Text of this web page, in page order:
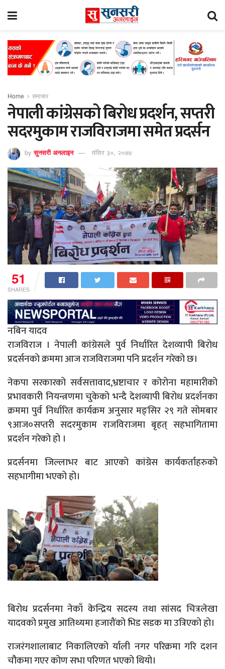
Home समाचार
नेपाली कांग्रेसको बिरोध प्रदर्शन, सप्तरी
सदरमुकाम राजविराजमा समेत प्रदर्सन
by सुनसरी अनलाइन मंसिर ३०, २०७७
51
SHARES
नबिन यादव
राजविराज । नेपाली कांग्रेसले पुर्व निर्धारित देशव्यापी बिरोध
प्रदर्सनको क्रममा आज राजविराजमा पनि प्रदर्शन गरेको छ।
नेकपा सरकारको सर्वसत्तावाद,भ्रष्टाचार र कोरोना महामारीको
प्रभावकारी नियन्त्रणमा चुकेको भन्दै देशव्यापी बिरोध प्रदर्शनका
क्रममा पुर्व निर्धारित कार्यक्रम अनुसार मङ्सिर २९ गते सोमबार
९आज०सप्तरी सदरमुकाम राजविराजमा बृहत् सहभागितामा
प्रदर्शन गरेको हो ।
प्रदर्सनमा जिल्लाभर बाट आएको कांग्रेस कार्यकर्ताहरुको
सहभागीमा भएको हो।
बिरोध प्रदर्सनमा नेकाँ केन्द्रिय सदस्य तथा सांसद चित्रलेखा
यादवको प्रमुख आतिथ्यमा हजारौंको भिड सडक मा उत्रिएको हो।
राजरंगशालाबाट निकालिएको र्याली नगर परिक्रमा गरि दशन
चौकमा गएर कोण सभा परिणत भएको थियो।